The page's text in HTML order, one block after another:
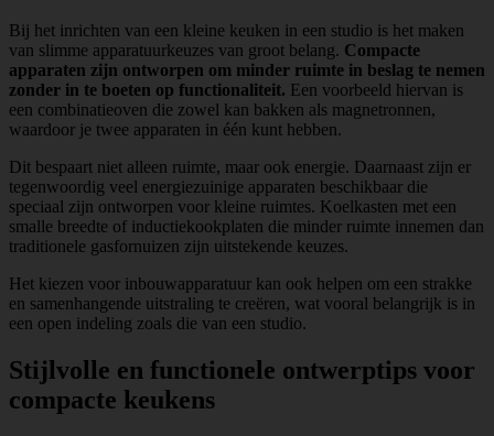
Bij het inrichten van een kleine keuken in een studio is het maken
van slimme apparatuurkeuzes van groot belang. Compacte
apparaten zijn ontworpen om minder ruimte in beslag te nemen
zonder in te boeten op functionaliteit. Een voorbeeld hiervan is
een combinatieoven die zowel kan bakken als magnetronnen,
waardoor je twee apparaten in één kunt hebben.
Dit bespaart niet alleen ruimte, maar ook energie. Daarnaast zijn er
tegenwoordig veel energiezuinige apparaten beschikbaar die
speciaal zijn ontworpen voor kleine ruimtes. Koelkasten met een
smalle breedte of inductiekookplaten die minder ruimte innemen dan
traditionele gasfornuizen zijn uitstekende keuzes.
Het kiezen voor inbouwapparatuur kan ook helpen om een strakke
en samenhangende uitstraling te creëren, wat vooral belangrijk is in
een open indeling zoals die van een studio.
Stijlvolle en functionele ontwerptips voor
compacte keukens